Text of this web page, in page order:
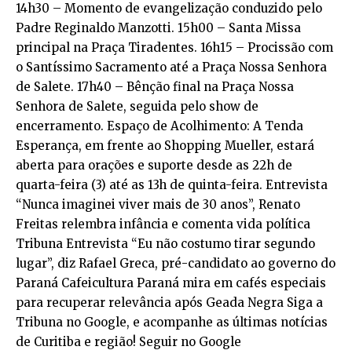
14h30 – Momento de evangelização conduzido pelo
Padre Reginaldo Manzotti. 15h00 – Santa Missa
principal na Praça Tiradentes. 16h15 – Procissão com
o Santíssimo Sacramento até a Praça Nossa Senhora
de Salete. 17h40 – Bênção final na Praça Nossa
Senhora de Salete, seguida pelo show de
encerramento. Espaço de Acolhimento: A Tenda
Esperança, em frente ao Shopping Mueller, estará
aberta para orações e suporte desde as 22h de
quarta-feira (3) até as 13h de quinta-feira. Entrevista
“Nunca imaginei viver mais de 30 anos”, Renato
Freitas relembra infância e comenta vida política
Tribuna Entrevista “Eu não costumo tirar segundo
lugar”, diz Rafael Greca, pré-candidato ao governo do
Paraná Cafeicultura Paraná mira em cafés especiais
para recuperar relevância após Geada Negra Siga a
Tribuna no Google, e acompanhe as últimas notícias
de Curitiba e região! Seguir no Google